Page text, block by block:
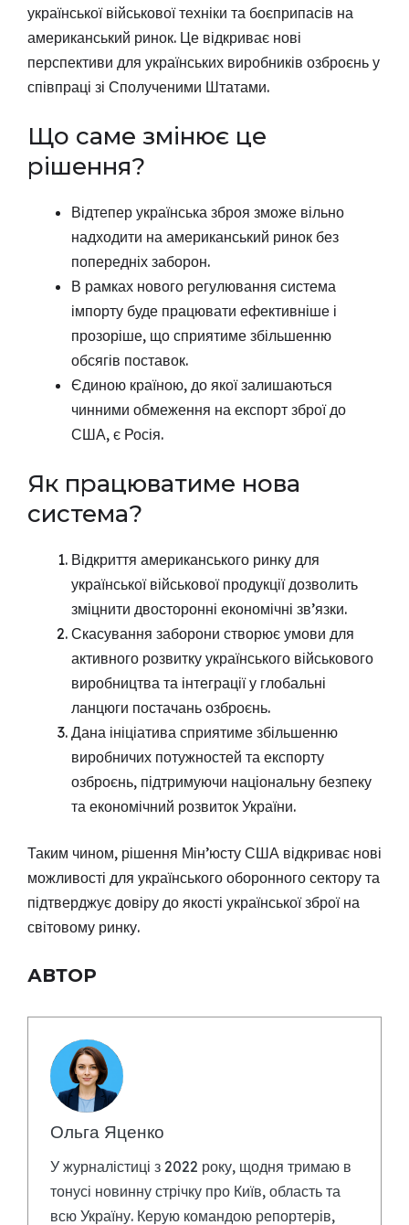
української військової техніки та боєприпасів на
американський ринок. Це відкриває нові
перспективи для українських виробників озброєнь у
співпраці зі Сполученими Штатами.
Що саме змінює це
рішення?
Відтепер українська зброя зможе вільно
надходити на американський ринок без
попередніх заборон.
В рамках нового регулювання система
імпорту буде працювати ефективніше і
прозоріше, що сприятиме збільшенню
обсягів поставок.
Єдиною країною, до якої залишаються
чинними обмеження на експорт зброї до
США, є Росія.
Як працюватиме нова
система?
Відкриття американського ринку для
української військової продукції дозволить
зміцнити двосторонні економічні зв’язки.
Скасування заборони створює умови для
активного розвитку українського військового
виробництва та інтеграції у глобальні
ланцюги постачань озброєнь.
Дана ініціатива сприятиме збільшенню
виробничих потужностей та експорту
озброєнь, підтримуючи національну безпеку
та економічний розвиток України.
Таким чином, рішення Мін’юсту США відкриває нові
можливості для українського оборонного сектору та
підтверджує довіру до якості української зброї на
світовому ринку.
АВТОР
Ольга Яценко
У журналістиці з 2022 року, щодня тримаю в
тонусі новинну стрічку про Київ, область та
всю Україну. Керую командою репортерів,